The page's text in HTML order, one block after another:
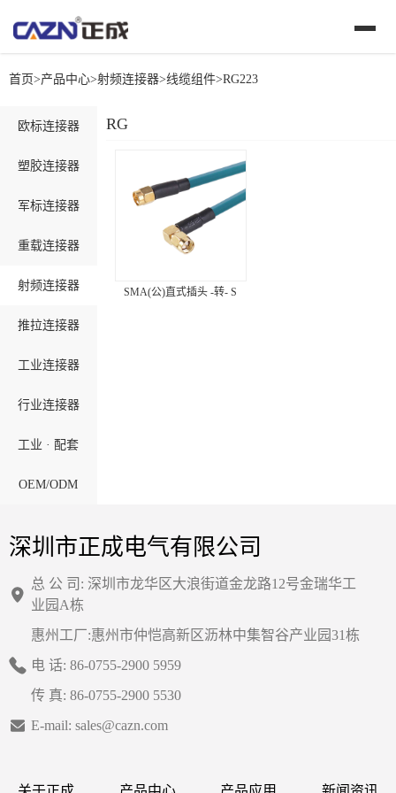
首页>产品中心>射频连接器>线缆组件>RG223
欧标连接器
塑胶连接器
军标连接器
重载连接器
射频连接器
推拉连接器
工业连接器
行业连接器
工业 · 配套
OEM/ODM
RG223
SMA(公)直式插头 -转- S
深圳市正成电气有限公司
总 公 司: 深圳市龙华区大浪街道金龙路12号金瑞华工
业园A栋
惠州工厂:惠州市仲恺高新区沥林中集智谷产业园31栋
电 话: 86-0755-2900 5959
传 真: 86-0755-2900 5530
E-mail: sales@cazn.com